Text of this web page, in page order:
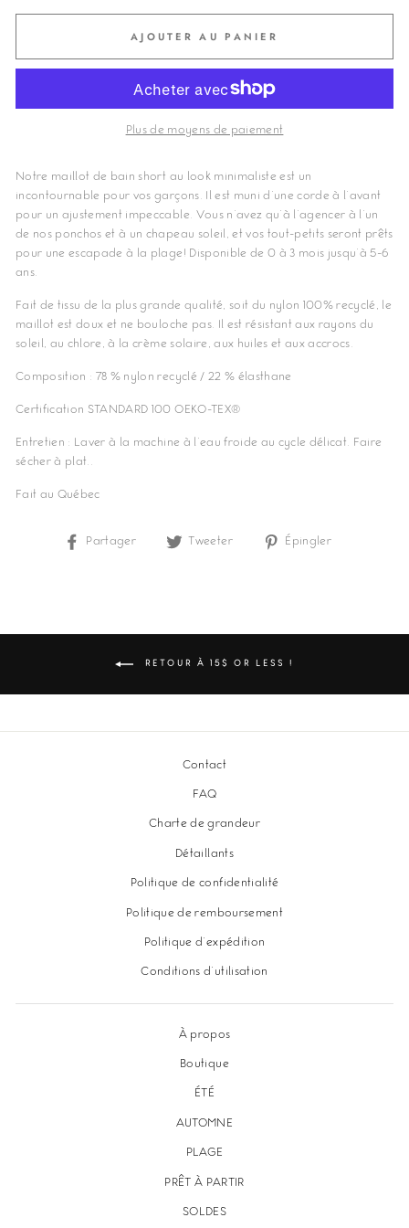
AJOUTER AU PANIER
Plus de moyens de paiement
Notre maillot de bain short au look minimaliste est un
incontournable pour vos garçons. Il est muni d'une corde à l'avant
pour un ajustement impeccable. Vous n'avez qu'à l'agencer à l'un
de nos ponchos et à un chapeau soleil, et vos tout-petits seront prêts
pour une escapade à la plage! Disponible de 0 à 3 mois jusqu'à 5-6
ans.
Fait de tissu de la plus grande qualité, soit du nylon 100% recyclé, le
maillot est doux et ne bouloche pas. Il est résistant aux rayons du
soleil, au chlore, à la crème solaire, aux huiles et aux accrocs.
Composition : 78 % nylon recyclé / 22 % élasthane
Certification STANDARD 100 OEKO-TEX®
Entretien : Laver à la machine à l'eau froide au cycle délicat. Faire
sécher à plat..
Fait au Québec
Partager
PartagerTweeter
TweeterÉpingler
RETOUR À 15$ OR LESS !
Contact
FAQ
Charte de grandeur
Détaillants
Politique de confidentialité
Politique de remboursement
Politique d'expédition
Conditions d'utilisation
À propos
Boutique
ÉTÉ
AUTOMNE
PLAGE
PRÊT À PARTIR
SOLDES